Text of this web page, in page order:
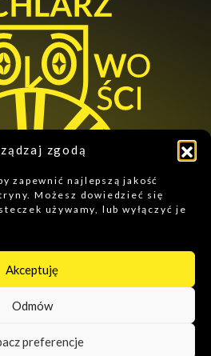
zgodą
zapewnić najlepszą jakość
Możesz dowiedzieć się
używamy, lub wyłączyć je
Akceptuję
Odmów
preferencje